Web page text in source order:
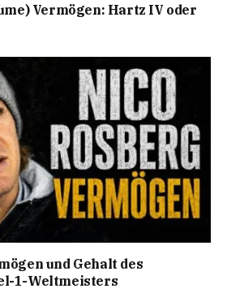
Vermögen: Hartz IV oder
und Gehalt des
1-Weltmeisters